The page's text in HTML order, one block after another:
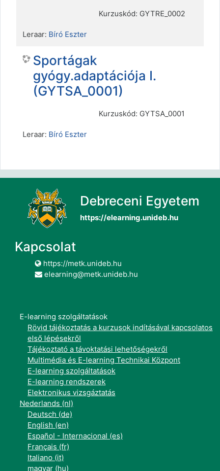
Kurzuskód: GYTRE_0002
Leraar: Bíró Eszter
Sportágak
gyógy.adaptációja I.
(GYTSA_0001)
Kurzuskód: GYTSA_0001
Leraar: Bíró Eszter
Debreceni Egyetem
https://elearning.unideb.hu
Kapcsolat
https://metk.unideb.hu
elearning@metk.unideb.hu
E-learning szolgáltatások
Rövid tájékoztatás a kurzusok indításával kapcsolatos
első lépésekről
Tájékoztató a távoktatási lehetőségekről
Multimédia és E-learning Technikai Központ
E-learning szolgáltatások
E-learning rendszerek
Elektronikus vizsgáztatás
Nederlands ‎(nl)‎
Deutsch ‎(de)‎
English ‎(en)‎
Español - Internacional ‎(es)‎
Français ‎(fr)‎
Italiano ‎(it)‎
magyar ‎(hu)‎